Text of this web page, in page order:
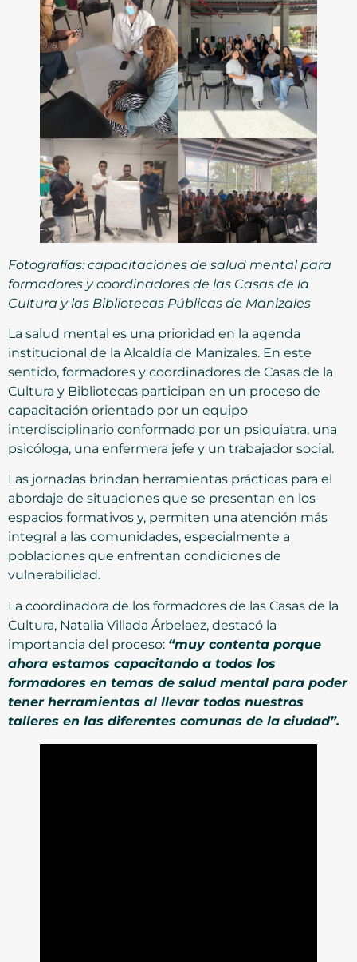
Fotografías: capacitaciones de salud mental para
formadores y coordinadores de las Casas de la
Cultura y las Bibliotecas Públicas de Manizales
La salud mental es una prioridad en la agenda
institucional de la Alcaldía de Manizales. En este
sentido, formadores y coordinadores de Casas de la
Cultura y Bibliotecas participan en un proceso de
capacitación orientado por un equipo
interdisciplinario conformado por un psiquiatra, una
psicóloga, una enfermera jefe y un trabajador social.
Las jornadas brindan herramientas prácticas para el
abordaje de situaciones que se presentan en los
espacios formativos y, permiten una atención más
integral a las comunidades, especialmente a
poblaciones que enfrentan condiciones de
vulnerabilidad.
La coordinadora de los formadores de las Casas de la
Cultura, Natalia Villada Árbelaez, destacó la
importancia del proceso: “muy contenta porque
ahora estamos capacitando a todos los
formadores en temas de salud mental para poder
tener herramientas al llevar todos nuestros
talleres en las diferentes comunas de la ciudad”.